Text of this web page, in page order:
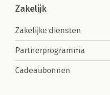
Zakelijk
Zakelijke diensten
Partnerprogramma
Cadeaubonnen